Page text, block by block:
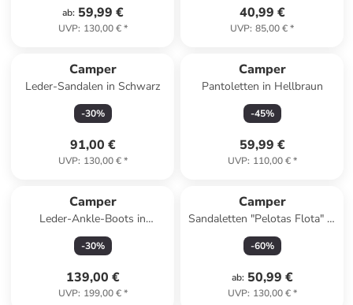
ab: 59,99 €
UVP: 130,00 €*
40,99 €
UVP: 85,00 €*
Camper
Leder-Sandalen in Schwarz
-30%
91,00 €
UVP: 130,00 €*
Camper
Pantoletten in Hellbraun
-45%
59,99 €
UVP: 110,00 €*
Camper
Leder-Ankle-Boots in
Schwarz
-30%
139,00 €
UVP: 199,00 €*
Camper
Sandaletten "Pelotas Flota" in
Türkis
-60%
ab: 50,99 €
UVP: 130,00 €*